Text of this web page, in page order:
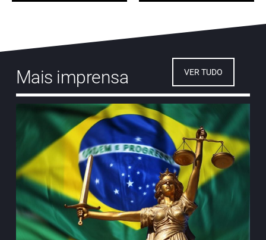
Mais imprensa VER TUDO